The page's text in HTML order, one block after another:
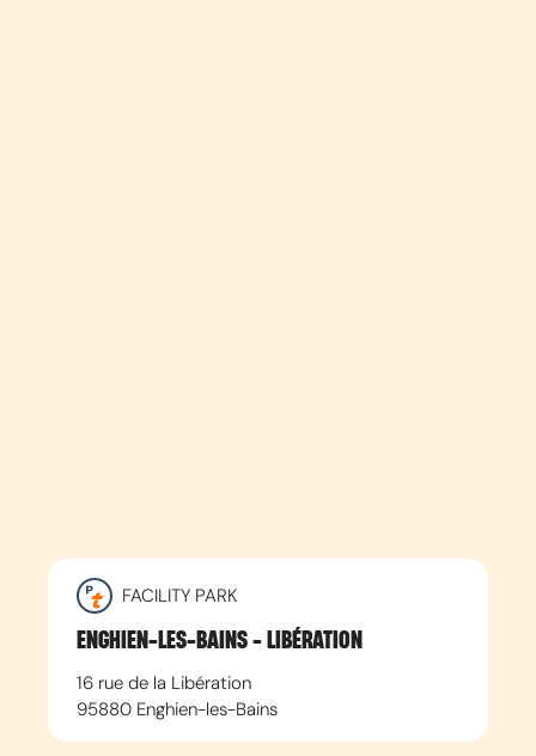
FACILITY PARK
ENGHIEN-LES-BAINS - LIBÉRATION
16 rue de la Libération
95880 Enghien-les-Bains